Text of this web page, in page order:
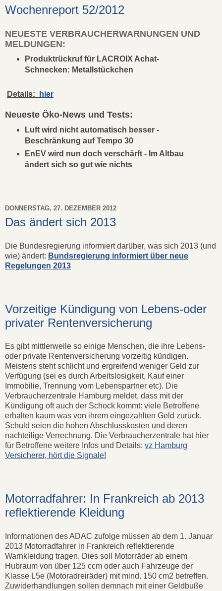
Wochenreport 52/2012
NEUESTE VERBRAUCHERWARNUNGEN UND
MELDUNGEN:
Produktrückruf für LACROIX Achat-
Schnecken: Metallstückchen
Details: hier
Neueste Öko-News und Tests:
Luft wird nicht automatisch besser -
Beschränkung auf Tempo 30
EnEV wird nun doch verschärft - Im Altbau
ändert sich so gut wie nichts
DONNERSTAG, 27. DEZEMBER 2012
Das ändert sich 2013
Die Bundesregierung informiert darüber, was sich 2013 (und
wie) ändert: Bundsregierung informiert über neue
Regelungen 2013
Vorzeitige Kündigung von Lebens-oder
privater Rentenversicherung
Es gibt mittlerweile so einige Menschen, die ihre Lebens-
oder private Rentenversicherung vorzeitig kündigen.
Meistens steht schlicht und ergreifend weniger Geld zur
Verfügung (sei es durch Arbeitslosigkeit, Kauf einer
Immobilie, Trennung vom Lebenspartner etc). Die
Verbraucherzentrale Hamburg meldet, dass mit der
Kündigung oft auch der Schock kommt: viele Betroffene
erhalten kaum was von ihrem eingezahlten Geld zurück.
Schuld seien die hohen Abschlusskosten und deren
nachteilige Verrechnung. Die Verbraucherzentrale hat hier
für Betroffene weitere Infos und Details: vz Hamburg
Versicherer, hört die Signale!
Motorradfahrer: In Frankreich ab 2013
reflektierende Kleidung
Informationen des ADAC zufolge müssen ab dem 1. Januar
2013 Motorradfahrer in Frankreich reflektierende
Warnkleidung tragen. Dies soll Motorräder ab einem
Hubraum von über 125 ccm oder auch Fahrzeuge der
Klasse L5e (Motoradreiräder) mit mind. 150 cm2 betreffen.
Zuwiderhandlungen sollen demnach mit einer Geldbuße